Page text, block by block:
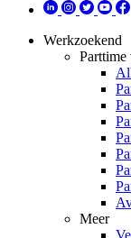
Werkzoekend
Parttime
Meer